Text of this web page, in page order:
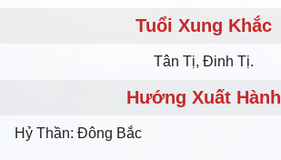
Tuổi Xung Khắc
Tân Tị, Đinh Tị.
Hướng Xuất Hành
Hỷ Thần: Đông Bắc